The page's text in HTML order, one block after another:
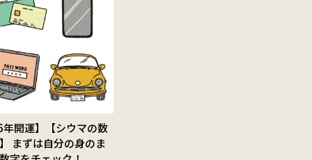
開運】【シウマの数
まずは自分の身のま